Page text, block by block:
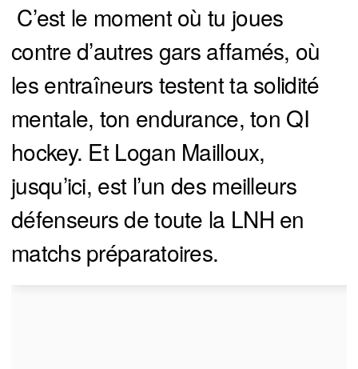
C’est le moment où tu joues
contre d’autres gars affamés, où
les entraîneurs testent ta solidité
mentale, ton endurance, ton QI
hockey. Et Logan Mailloux,
jusqu’ici, est l’un des meilleurs
défenseurs de toute la LNH en
matchs préparatoires.